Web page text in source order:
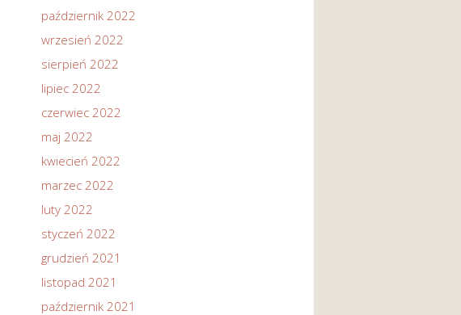
październik 2022
wrzesień 2022
sierpień 2022
lipiec 2022
czerwiec 2022
maj 2022
kwiecień 2022
marzec 2022
luty 2022
styczeń 2022
grudzień 2021
listopad 2021
październik 2021